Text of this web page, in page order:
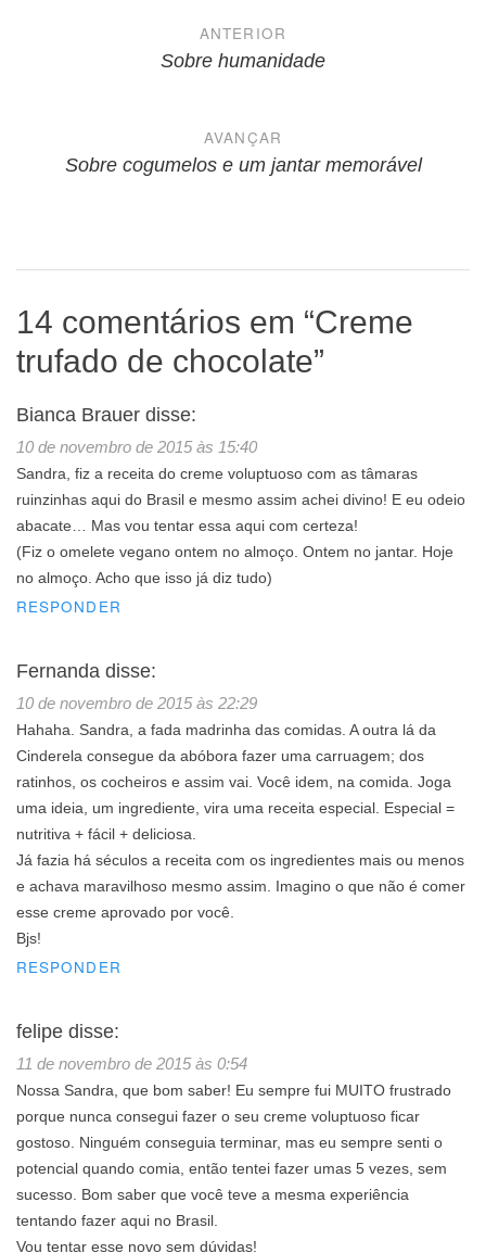
NavegaçãoANTERIOR
Sobre humanidade
AVANÇAR
Sobre cogumelos e um jantar memorável
14 comentários em “Creme
trufado de chocolate”
Bianca Brauer disse:
10 de novembro de 2015 às 15:40
Sandra, fiz a receita do creme voluptuoso com as tâmaras
ruinzinhas aqui do Brasil e mesmo assim achei divino! E eu odeio
abacate… Mas vou tentar essa aqui com certeza!
(Fiz o omelete vegano ontem no almoço. Ontem no jantar. Hoje
no almoço. Acho que isso já diz tudo)
RESPONDER
Fernanda disse:
10 de novembro de 2015 às 22:29
Hahaha. Sandra, a fada madrinha das comidas. A outra lá da
Cinderela consegue da abóbora fazer uma carruagem; dos
ratinhos, os cocheiros e assim vai. Você idem, na comida. Joga
uma ideia, um ingrediente, vira uma receita especial. Especial =
nutritiva + fácil + deliciosa.
Já fazia há séculos a receita com os ingredientes mais ou menos
e achava maravilhoso mesmo assim. Imagino o que não é comer
esse creme aprovado por você.
Bjs!
RESPONDER
felipe disse:
11 de novembro de 2015 às 0:54
Nossa Sandra, que bom saber! Eu sempre fui MUITO frustrado
porque nunca consegui fazer o seu creme voluptuoso ficar
gostoso. Ninguém conseguia terminar, mas eu sempre senti o
potencial quando comia, então tentei fazer umas 5 vezes, sem
sucesso. Bom saber que você teve a mesma experiência
tentando fazer aqui no Brasil.
Vou tentar esse novo sem dúvidas!